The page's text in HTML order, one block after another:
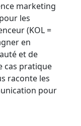
marketing
les
(KOL =
en
et de
cas pratique
raconte les
pour